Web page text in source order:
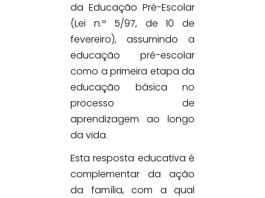
da Educação Pré-Escolar
(Lei n.º 5/97, de 10 de
fevereiro), assumindo a
educação pré-escolar
como a primeira etapa da
educação básica no
processo de
aprendizagem ao longo
da vida.
Esta resposta educativa é
complementar da ação
da família, com a qual